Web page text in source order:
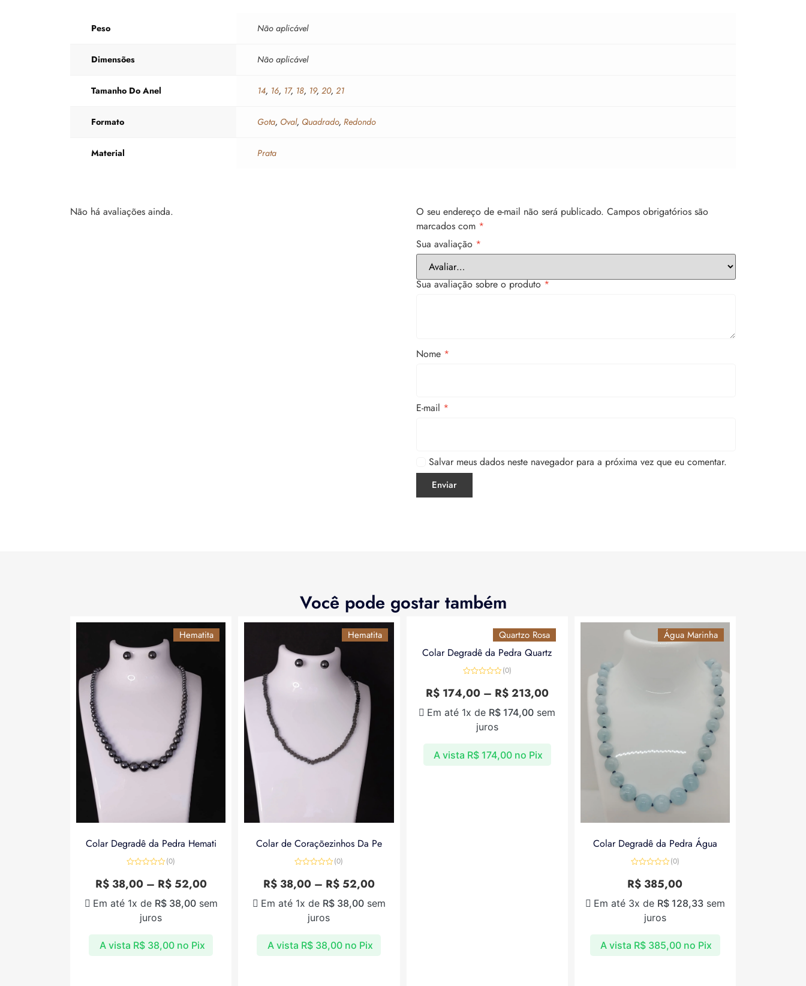
Peso Não aplicável
Dimensões Não aplicável
Tamanho Do Anel 14, 16, 17, 18, 19, 20, 21
Formato Gota, Oval, Quadrado, Redondo
Material Prata
Não há avaliações ainda. O seu endereço de e-mail não será publicado. Campos obrigatórios são
marcados com *
Sua avaliação *
Sua avaliação sobre o produto*
Nome *
E-mail *
Salvar meus dados neste navegador para a próxima vez que eu comentar.
Você pode gostar também
Hematita
Colar Degradê da Pedra Hemati
0
de
(0)
R$38,00– R$52,00
A vista R$38,00 no Pix
Em até 1x de R$38,00sem
juros
Hematita
Colar de Coraçõezinhos Da Pe
0
de
(0)
R$38,00– R$52,00
A vista R$38,00 no Pix
Em até 1x de R$38,00sem
juros
Quartzo Rosa
Colar Degradê da Pedra Quartz
de
(0)
R$174,00– R$213,00
A vista R$ 174,00 no Pix
Em até 1x de R$ 174,00 sem
juros
Água Marinha
Colar Degradê da Pedra Água
0
de
(0)
R$ 385,00
A vista R$ 385,00 no Pix
Em até 3x de R$128,33sem
juros